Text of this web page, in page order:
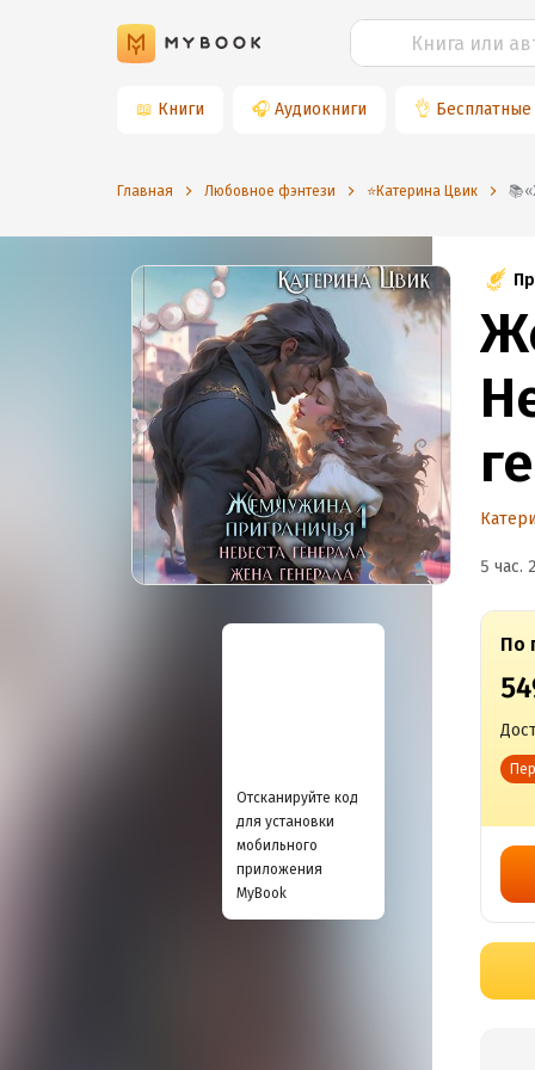
📖 Книги 🎧 Аудиокниги 👌 Бесплатные
Главная Любовное фэнтези ⭐️Катерина Цвик
Отсканируйте код
для установки
мобильного
приложения
MyBook
5 час.
По